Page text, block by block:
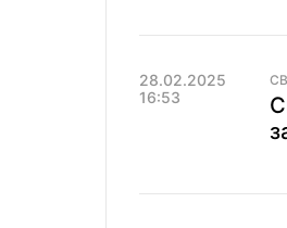
28.02.2025
16:53